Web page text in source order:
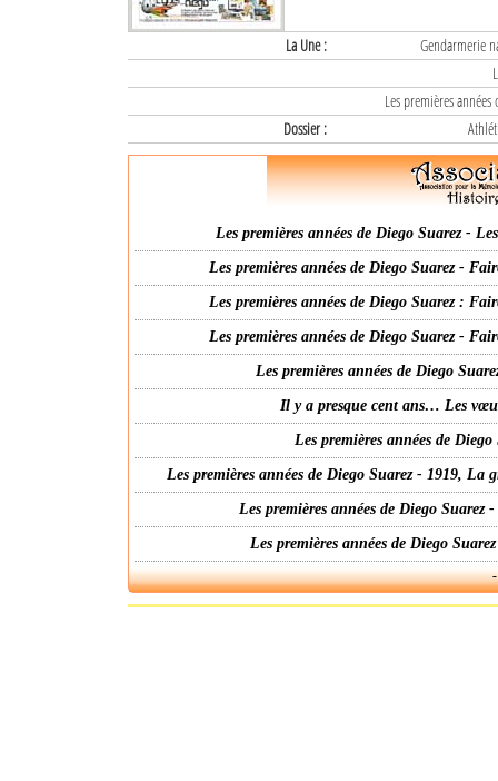
La Une :
Gendarmerie
Les premières
Dossier :
Les premières années de Diego Suarez -
Les premières années de Diego Suarez -
Les premières années de Diego Suarez :
Les premières années de Diego Suarez -
Les premières années de Diego
Il y a presque cent ans… Les
Les premières années de
Les premières années de Diego Suarez - 1919,
Les premières années de Diego
Les premières années de Diego